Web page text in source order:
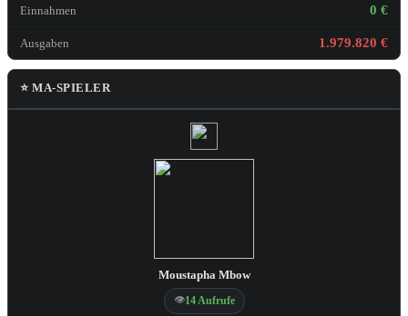
Einnahmen 0 €
Ausgaben 1.979.820 €
⭐ MA-SPIELER
Moustapha Mbow
👁14 Aufrufe